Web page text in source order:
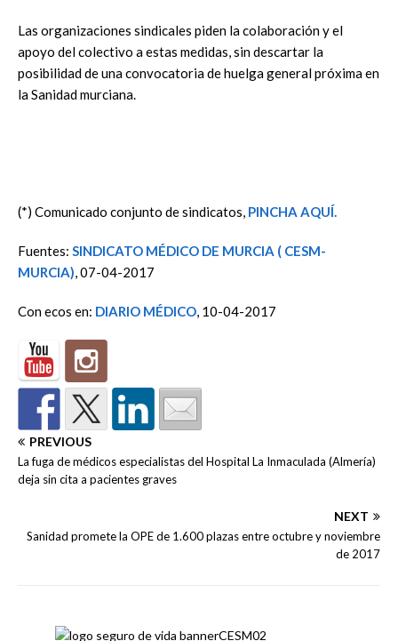
Las organizaciones sindicales piden la colaboración y el
apoyo del colectivo a estas medidas, sin descartar la
posibilidad de una convocatoria de huelga general próxima en
la Sanidad murciana.
(*) Comunicado conjunto de sindicatos, PINCHA AQUÍ.
Fuentes: SINDICATO MÉDICO DE MURCIA ( CESM-
MURCIA), 07-04-2017
Con ecos en: DIARIO MÉDICO, 10-04-2017
PREVIOUS
La fuga de médicos especialistas del Hospital La Inmaculada (Almería)
deja sin cita a pacientes graves
NEXT
Sanidad promete la OPE de 1.600 plazas entre octubre y noviembre
de 2017